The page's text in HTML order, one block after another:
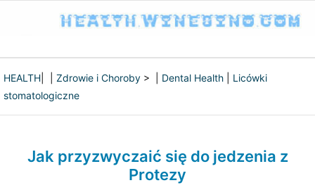
HEALTH Zdrowie i Choroby > | Dental Health
Licówki
stomatologiczne
Jak przyzwyczaić się do jedzenia z
Protezy